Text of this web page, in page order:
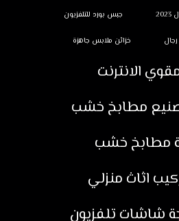
جبس بورد للتلفزيون
خزائن ملابس جاهزة
مقوي الانترنت
مطابخ خشب
مطابخ خشب
اثاث منزلي
شاشات تلفزيون